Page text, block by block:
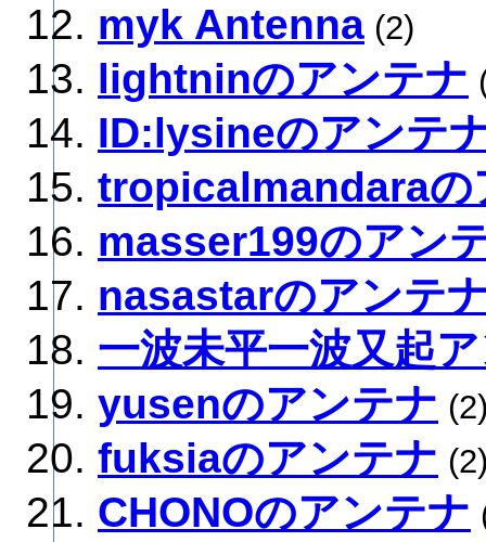
myk Antenna (2)
lightninのアンテナ
ID:lysineのアンテ
tropicalmandaraの
masser199のアン
nasastarのアンテ
一波未平一波又起
yusenのアンテナ
fuksiaのアンテナ
CHONOのアンテナ